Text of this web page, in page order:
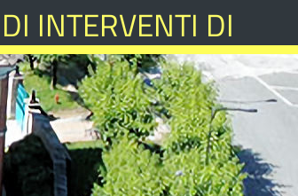
INTERVENTI DI
- ANNO 2026